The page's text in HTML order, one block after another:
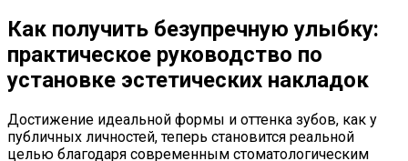
Как получить безупречную улыбку:
практическое руководство по
установке эстетических накладок
Достижение идеальной формы и оттенка зубов, как у
публичных личностей, теперь становится реальной
целью благодаря современным стоматологическим